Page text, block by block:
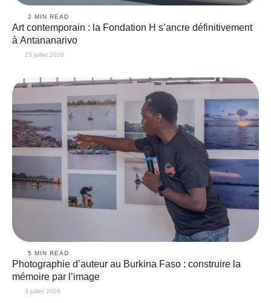
2 MIN READ
Art contemporain : la Fondation H s’ancre définitivement
à Antananarivo
23 juillet 2026
5 MIN READ
Photographie d’auteur au Burkina Faso : construire la
mémoire par l’image
3 juillet 2026